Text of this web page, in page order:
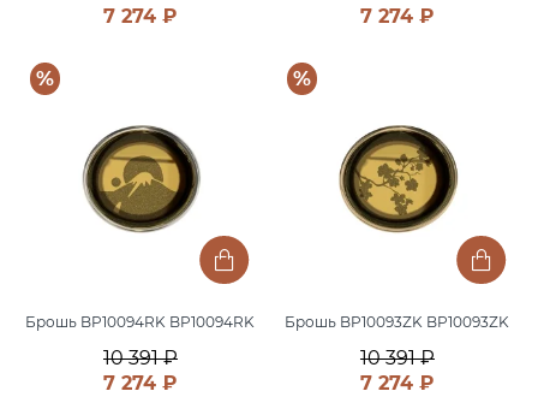
7 274 ₽ 7 274 ₽
%
Брошь BP10094RK BP10094RK
7 274 ₽
10 391 ₽
%
Брошь BP10093ZK BP10093ZK
7 274 ₽
10 391 ₽